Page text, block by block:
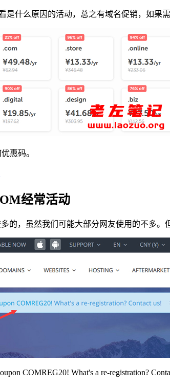
是什么原因的活动，总之有域名促销，如果
惠码。
经常活动
的，虽然我们可能大部分网友使用的不多
COMREG20! What's a re-registration?